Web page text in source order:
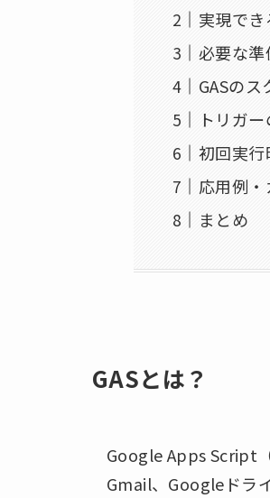
実現で
必要な準
GASの
トリガ
初回実行
応用例
まとめ
GASとは？
Google Apps Script
Gmail、Googleドラ